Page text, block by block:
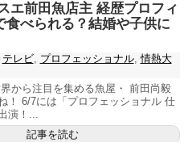
エ前田魚店主 経歴プロフィ
食べられる？結婚や子供に
テレビ, プロフェッショナル,情熱大
から注目を集める魚屋・ 前田尚毅
！ 6/7には「プロフェッショナル 仕
演！...
記事を読む